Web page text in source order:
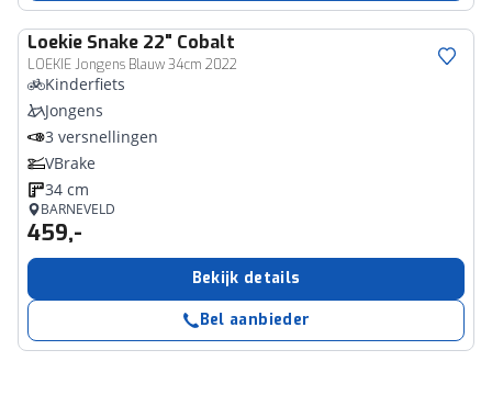
Loekie Snake 22" Cobalt
LOEKIE Jongens Blauw 34cm 2022
Kinderfiets
Jongens
3 versnellingen
VBrake
34 cm
BARNEVELD
459,-
Bekijk details
Bel aanbieder